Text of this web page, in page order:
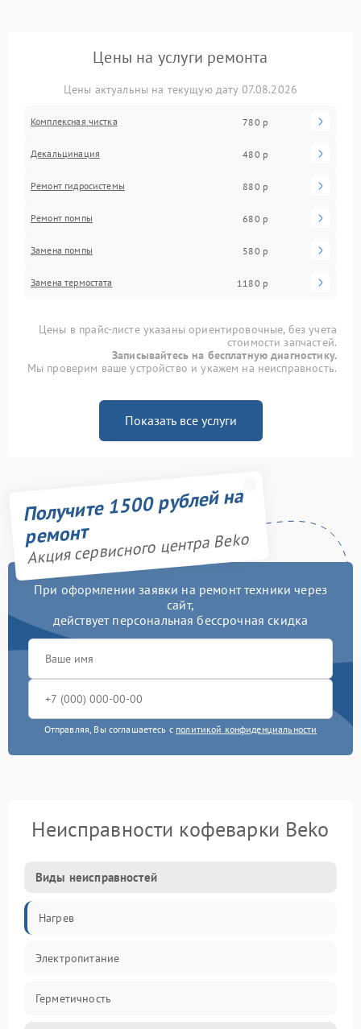
Цены на услуги ремонта
Цены актуальны на текущую дату 07.08.2026
Комплексная чистка 780 р
Декальцинация 480 р
Ремонт гидросистемы 880 р
Ремонт помпы 680 р
Замена помпы 580 р
Замена термостата 1180 р
Цены в прайс-листе указаны ориентировочные, без учета
стоимости запчастей.
Записывайтесь на бесплатную диагностику.
Мы проверим ваше устройство и укажем на неисправность.
Показать все услуги
Получите 1500 рублей на
ремонт
Акция сервисного центра Beko
При оформлении заявки на ремонт техники через
сайт,
действует персональная бессрочная скидка
Отправляя, Вы соглашаетесь с политикой конфиденциальности
Неисправности кофеварки Beko
Виды неисправностей
Нагрев
Электропитание
Герметичность